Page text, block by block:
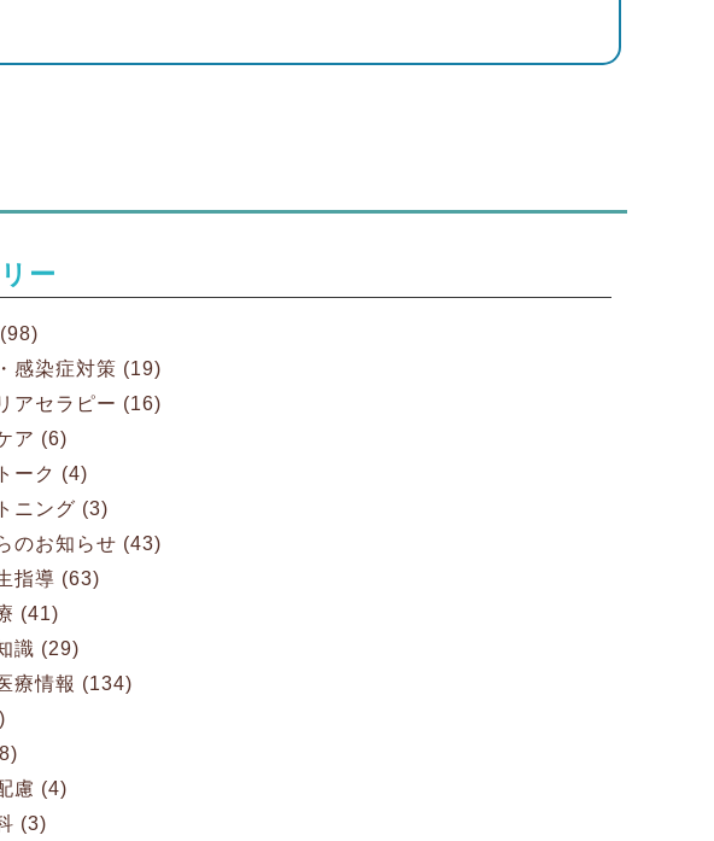
ー
感染症対策 (19)
アセラピー (16)
ア (6)
ーク (4)
ニング (3)
のお知らせ (43)
指導 (63)
(41)
識 (29)
療情報 (134)
慮 (4)
(3)